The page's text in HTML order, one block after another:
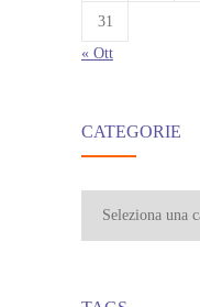
31
« Ott
CATEGORIE